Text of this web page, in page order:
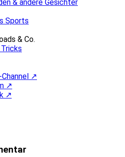
& andere Gesichter
Sports
& Co.
Channel ↗
↗
↗